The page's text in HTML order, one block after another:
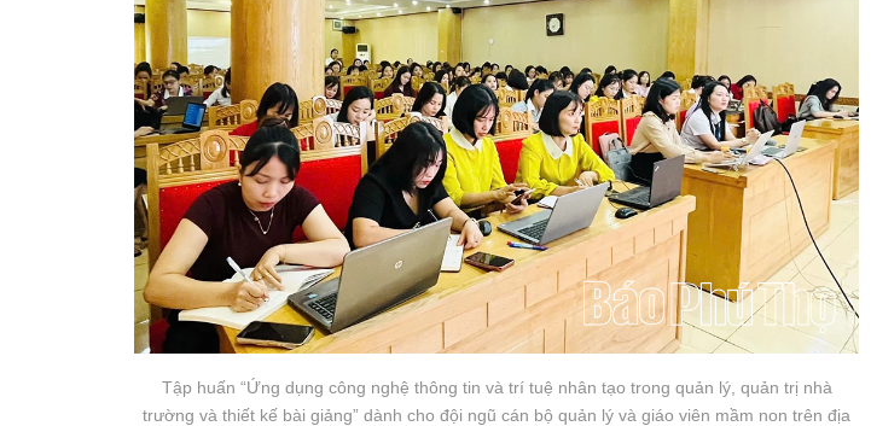
Tập huấn “Ứng dụng công nghệ thông tin và trí tuệ nhân tạo trong quản lý, quản trị nhà
trường và thiết kế bài giảng” dành cho đội ngũ cán bộ quản lý và giáo viên mầm non trên địa